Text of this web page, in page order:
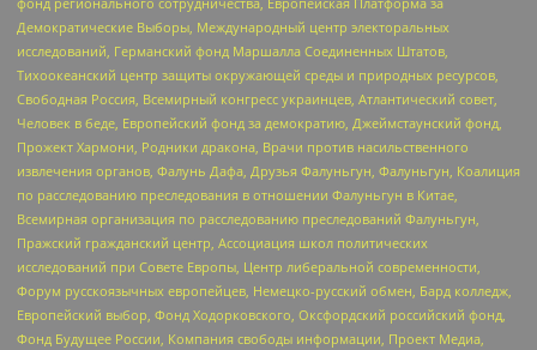
Демократические Выборы, Международный центр электоральных
исследований, Германский фонд Маршалла Соединенных Штатов,
Тихоокеанский центр защиты окружающей среды и природных ресурсов,
Свободная Россия, Всемирный конгресс украинцев, Атлантический совет,
Человек в беде, Европейский фонд за демократию, Джеймстаунский фонд,
Прожект Хармони, Родники дракона, Врачи против насильственного
извлечения органов, Фалунь Дафа, Друзья Фалуньгун, Фалуньгун, Коалиция
по расследованию преследования в отношении Фалуньгун в Китае,
Всемирная организация по расследованию преследований Фалуньгун,
Пражский гражданский центр, Ассоциация школ политических
исследований при Совете Европы, Центр либеральной современности,
Форум русскоязычных европейцев, Немецко-русский обмен, Бард колледж,
Европейский выбор, Фонд Ходорковского, Оксфордский российский фонд,
Фонд Будущее России, Компания свободы информации, Проект Медиа,